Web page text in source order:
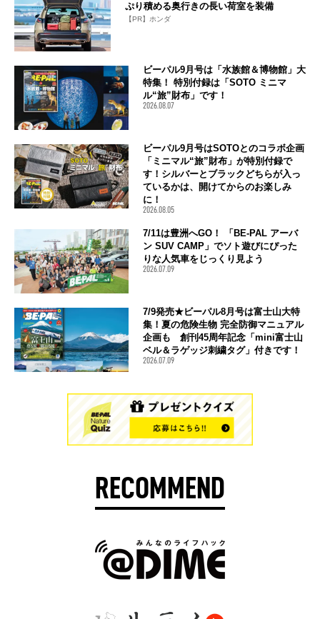
ぷり積める奥行きの長い荷室を装備
【PR】ホンダ
ビーパル9月号は「水族館＆博物館」大
特集！ 特別付録は「SOTO ミニマ
ル“旅”財布」です！
2026.08.07
ビーパル9月号はSOTOとのコラボ企画
「ミニマル“旅”財布」が特別付録で
す！シルバーとブラックどちらが入っ
ているかは、開けてからのお楽しみ
に！
2026.08.05
7/11は豊洲へGO！ 「BE-PAL アーバ
ン SUV CAMP」でソト遊びにぴった
りな人気車をじっくり見よう
2026.07.09
7/9発売★ビーパル8月号は富士山大特
集！夏の危険生物 完全防御マニュアル
企画も 創刊45周年記念「mini富士山
ベル＆ラゲッジ刺繍タグ」付きです！
2026.07.09
RECOMMEND